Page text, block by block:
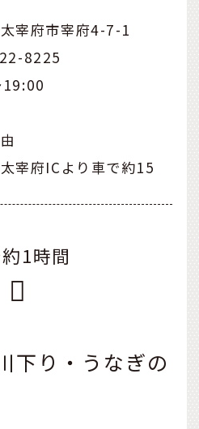
宰府市宰府4-7-1
8225
宰府ICより車で約15
1時間
下り・うなぎの